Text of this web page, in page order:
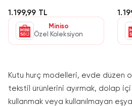
1.199,99 TL
Miniso
Özel Koleksiyon
Kutu hurç modelleri, evde düzen
tekstil ürünlerini ayırmak, dolap içi
kullanmak veya kullanılmayan